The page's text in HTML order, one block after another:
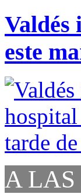
Valdés
este
A LAS